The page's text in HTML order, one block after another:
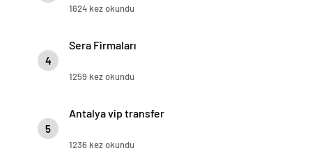
1624 kez okundu
4
Sera Firmaları
1259 kez okundu
5
Antalya vip transfer
1236 kez okundu